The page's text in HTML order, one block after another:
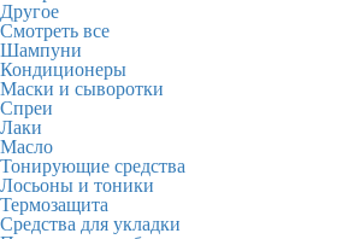
Другое
Смотреть все
Шампуни
Кондиционеры
Маски и сыворотки
Спреи
Лаки
Масло
Тонирующие средства
Лосьоны и тоники
Термозащита
Средства для укладки